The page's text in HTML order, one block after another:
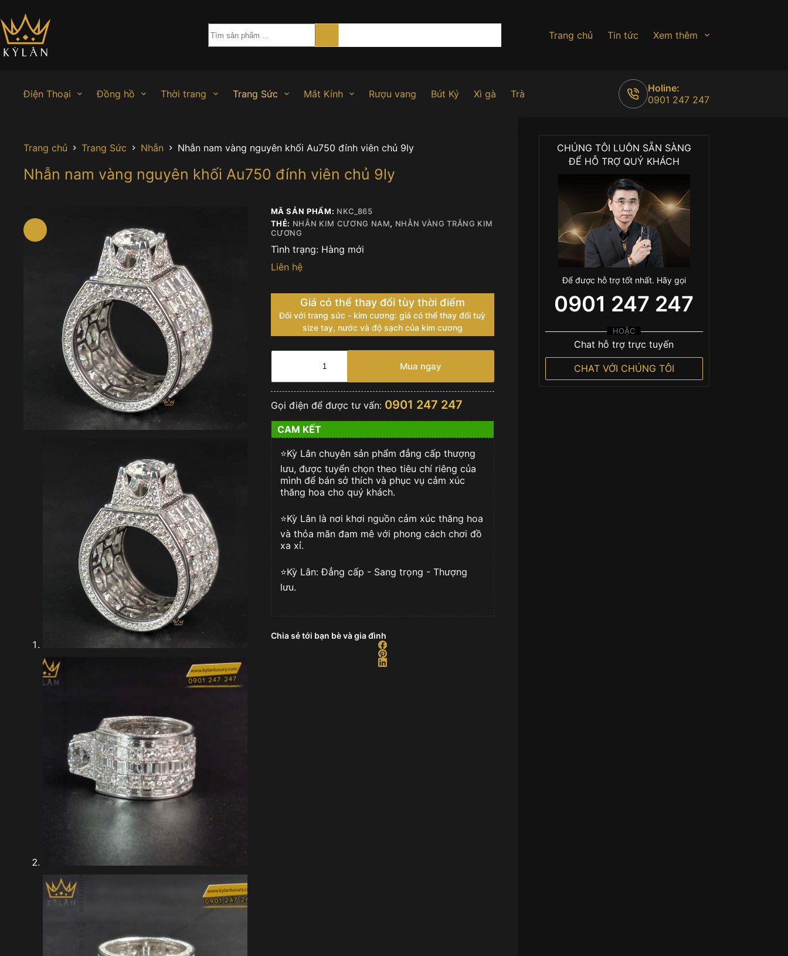
đến
phần
nội
dung
Trang chủ Tin tức Xem thêm
Điện Thoại Đồng hồ Thời trang Trang Sức Mắt Kính Rượu vang Bút Ký Xì gà Trà
Holine:
0901 247 247
Trang chủ Trang Sức Nhẫn Nhẫn nam vàng nguyên khối Au750 đính viên chủ 9ly
Nhẫn nam vàng nguyên khối Au750 đính viên chủ 9ly
MÃ SẢN PHẨM: NKC_865
THẺ: NHẪN KIM CƯƠNG NAM, NHẪN VÀNG TRẮNG KIM
CƯƠNG
Tình trạng: Hàng mới
Liên hệ
Giá có thể thay đổi tùy thời điểm
Đối với trang sức - kim cương: giá có thể thay đổi tuỳ
size tay, nước và độ sạch của kim cương
Nhẫn
khối
Au750
đính
viên
9ly
lượng
Mua ngay
Gọi điện để được tư vấn: 0901 247 247
CAM KẾT
⭐️Kỳ Lân chuyên sản phẩm đẳng cấp thượng
lưu, được tuyển chọn theo tiêu chí riêng của
mình để bán sở thích và phục vụ cảm xúc
thăng hoa cho quý khách.
⭐️Kỳ Lân là nơi khơi nguồn cảm xúc thăng hoa
và thỏa mãn đam mê với phong cách chơi đồ
xa xỉ.
⭐️Kỳ Lân: Đẳng cấp - Sang trọng - Thượng
lưu.
Chia sẻ tới bạn bè và gia đình
CHÚNG TÔI LUÔN SẴN SÀNG
ĐỂ HỖ TRỢ QUÝ KHÁCH
Để được hỗ trợ tốt nhất. Hãy gọi
0901 247 247
HOẶC
Chat hỗ trợ trực tuyến
CHAT VỚI CHÚNG TÔI